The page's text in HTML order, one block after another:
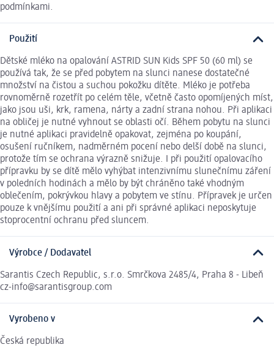
podmínkami.
Použití
Dětské mléko na opalování ASTRID SUN Kids SPF 50 (60 ml) se
používá tak, že se před pobytem na slunci nanese dostatečné
množství na čistou a suchou pokožku dítěte. Mléko je potřeba
rovnoměrně rozetřít po celém těle, včetně často opomíjených míst,
jako jsou uši, krk, ramena, nárty a zadní strana nohou. Při aplikaci
na obličej je nutné vyhnout se oblasti očí. Během pobytu na slunci
je nutné aplikaci pravidelně opakovat, zejména po koupání,
osušení ručníkem, nadměrném pocení nebo delší době na slunci,
protože tím se ochrana výrazně snižuje. I při použití opalovacího
přípravku by se dítě mělo vyhýbat intenzivnímu slunečnímu záření
v poledních hodinách a mělo by být chráněno také vhodným
oblečením, pokrývkou hlavy a pobytem ve stínu. Přípravek je určen
pouze k vnějšímu použití a ani při správné aplikaci neposkytuje
stoprocentní ochranu před sluncem.
Výrobce / Dodavatel
Sarantis Czech Republic, s.r.o. Smrčkova 2485/4, Praha 8 - Libeň
cz-info@sarantisgroup.com
Vyrobeno v
Česká republika